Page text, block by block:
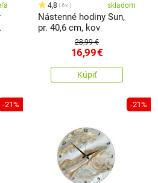
4,8 6x skladom
Nástenné hodiny Sun,
pr. 40,6 cm, kov
28,99 €
16,99€
Kúpiť
-21% -21%